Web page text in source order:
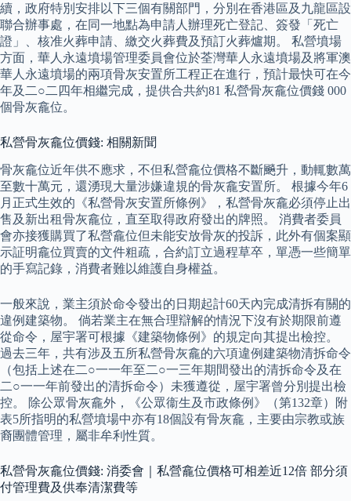
續，政府特別安排以下三個有關部門，分別在香港區及九龍區設
聯合辦事處，在同一地點為申請人辦理死亡登記、簽發「死亡
證」、核准火葬申請、繳交火葬費及預訂火葬爐期。 私營墳場
方面，華人永遠墳場管理委員會位於荃灣華人永遠墳場及將軍澳
華人永遠墳場的兩項骨灰安置所工程正在進行，預計最快可在今
年及二○二四年相繼完成，提供合共約81 私營骨灰龕位價錢 000
個骨灰龕位。
私營骨灰龕位價錢: 相關新聞
骨灰龕位近年供不應求，不但私營龕位價格不斷飈升，動輒數萬
至數十萬元，還湧現大量涉嫌違規的骨灰龕安置所。 根據今年6
月正式生效的《私營骨灰安置所條例》，私營骨灰龕必須停止出
售及新出租骨灰龕位，直至取得政府發出的牌照。 消費者委員
會亦接獲購買了私營龕位但未能安放骨灰的投訴，此外有個案顯
示証明龕位買賣的文件粗疏，合約訂立過程草卒，單憑一些簡單
的手寫記錄，消費者難以維護自身權益。
一般來說，業主須於命令發出的日期起計60天內完成清拆有關的
違例建築物。 倘若業主在無合理辯解的情況下沒有於期限前遵
從命令，屋宇署可根據《建築物條例》的規定向其提出檢控。
過去三年，共有涉及五所私營骨灰龕的六項違例建築物清拆命令
（包括上述在二○一一年至二○一三年期間發出的清拆命令及在
二○一一年前發出的清拆命令）未獲遵從，屋宇署曾分別提出檢
控。 除公眾骨灰龕外，《公眾衞生及市政條例》（第132章）附
表5所指明的私營墳場中亦有18個設有骨灰龕，主要由宗教或族
裔團體管理，屬非牟利性質。
私營骨灰龕位價錢: 消委會｜私營龕位價格可相差近12倍 部分須
付管理費及供奉清潔費等